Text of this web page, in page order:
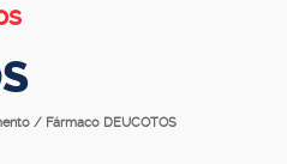
/ Fármaco DEUCOTOS